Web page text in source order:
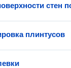
стен
плинтусов